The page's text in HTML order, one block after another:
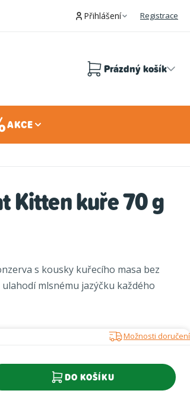
Přihlášení Registrace
Prázdný košík
AKCE
Kitten kuře 70 g
s kousky kuřecího masa bez
mlsnému jazýčku každého
Možnosti doručení
DO KOŠÍKU